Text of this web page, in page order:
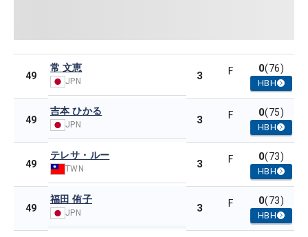
49
常 文恵
JPN 3 F 0(76)
HBH
49
吉本 ひかる
JPN 3 F 0(75)
HBH
49
テレサ・ルー
TWN 3 F 0(73)
HBH
49
福田 侑子
JPN 3 F 0(73)
HBH